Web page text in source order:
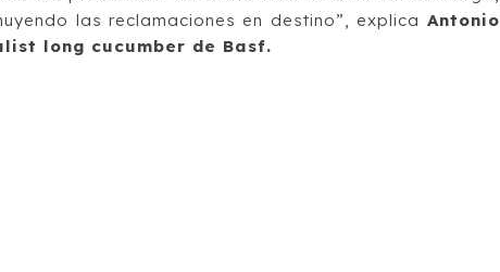
las reclamaciones en destino”, explica Antonio
long cucumber de Basf.